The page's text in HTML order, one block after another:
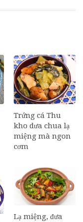
Trứng cá Thu
kho dưa chua lạ
miệng mà ngon
cơm
Lạ miệng, đưa